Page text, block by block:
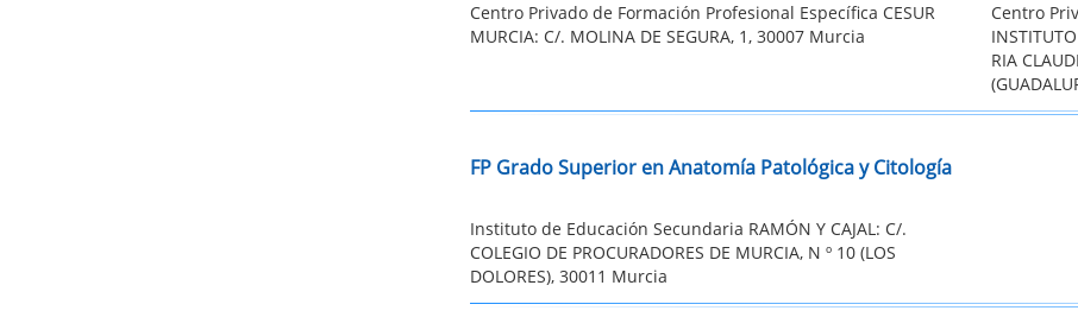
Centro Privado de Formación Profesional Específica CESUR
MURCIA: C/. MOLINA DE SEGURA, 1, 30007 Murcia
Centro
RIA
FP Grado Superior en Anatomía Patológica y Citología
Instituto de Educación Secundaria RAMÓN Y CAJAL: C/.
COLEGIO DE PROCURADORES DE MURCIA, N º 10 (LOS
DOLORES), 30011 Murcia